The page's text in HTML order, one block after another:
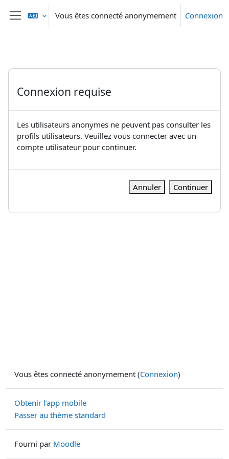
Passer au contenu principal
Panneau latéral
Vous êtes connecté anonymement Connexion
Connexion requise
Les utilisateurs anonymes ne peuvent pas consulter les
profils utilisateurs. Veuillez vous connecter avec un
compte utilisateur pour continuer.
Annuler Continuer
Vous êtes connecté anonymement (Connexion)
Obtenir l’app mobile
Passer au thème standard
Fourni par Moodle